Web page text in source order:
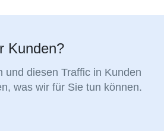
Kunden?
und diesen Traffic in Kunden
was wir für Sie tun können.